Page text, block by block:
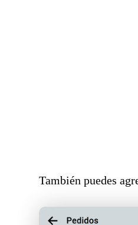
También puedes